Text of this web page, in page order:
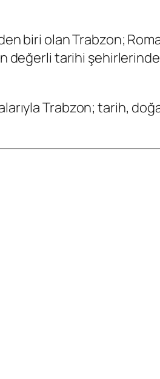
biri olan Trabzon;
değerli tarihi
Trabzon; tarih,